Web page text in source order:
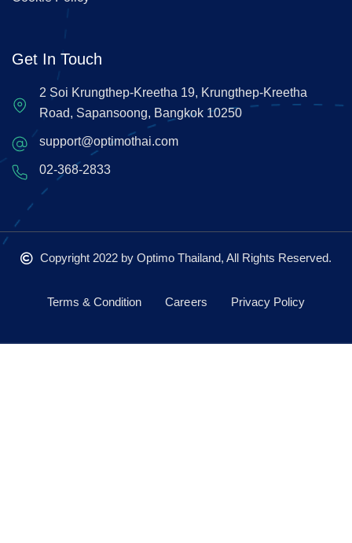
Get In Touch
2 Soi Krungthep-Kreetha 19, Krungthep-Kreetha
Road, Sapansoong, Bangkok 10250
support@optimothai.com
02-368-2833
Copyright 2022 by Optimo Thailand, All Rights Reserved.
Terms & Condition Careers Privacy Policy